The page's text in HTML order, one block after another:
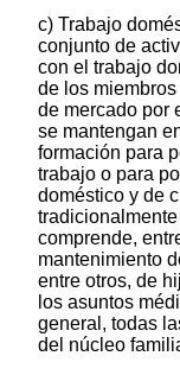
c) Trabajo
conjunto de
con el trabajo
de los
de mercado por
se mantengan
formación para
trabajo o para
doméstico y de
comprende,
mantenimiento
entre otros, de
los asuntos
general, todas
del núcleo